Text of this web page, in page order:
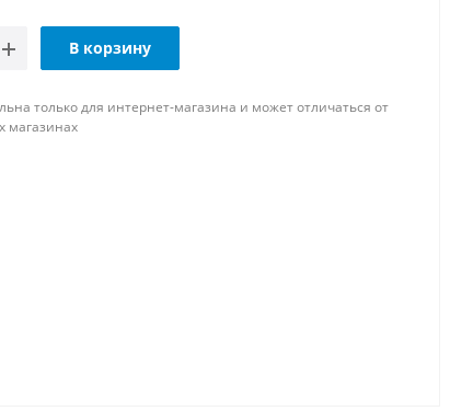
В корзину
только для интернет-магазина и может отличаться от
магазинах